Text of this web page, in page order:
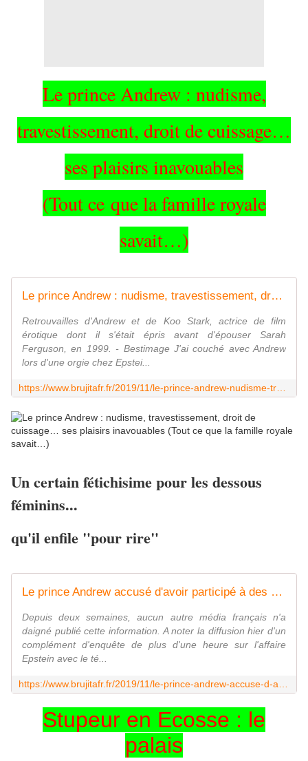
Le prince Andrew : nudisme,
travestissement, droit de cuissage…
ses plaisirs inavouables
(Tout ce que la famille royale
savait…)
Le prince Andrew : nudisme, travestissement, droit de cuissage... ses plaisirs inavouables (Tout ce que la famille royale savait...) - MOINS de BIENS PLUS de LIENS
Retrouvailles d'Andrew et de Koo Stark, actrice de film
érotique dont il s'était épris avant d'épouser Sarah
Ferguson, en 1999. - Bestimage J'ai couché avec Andrew
lors d'une orgie chez Epstei...
Un certain fétichisime pour les dessous
féminins...
qu'il enfile "pour rire"
Le prince Andrew accusé d'avoir participé à des orgies avec des mineures : de nouvelles révélations explosives - MOINS de BIENS PLUS de LIENS
Depuis deux semaines, aucun autre média français n'a
daigné publié cette information. A noter la diffusion hier d'un
complément d'enquête de plus d'une heure sur l'affaire
Epstein avec le té...
Stupeur en Ecosse : le
palais